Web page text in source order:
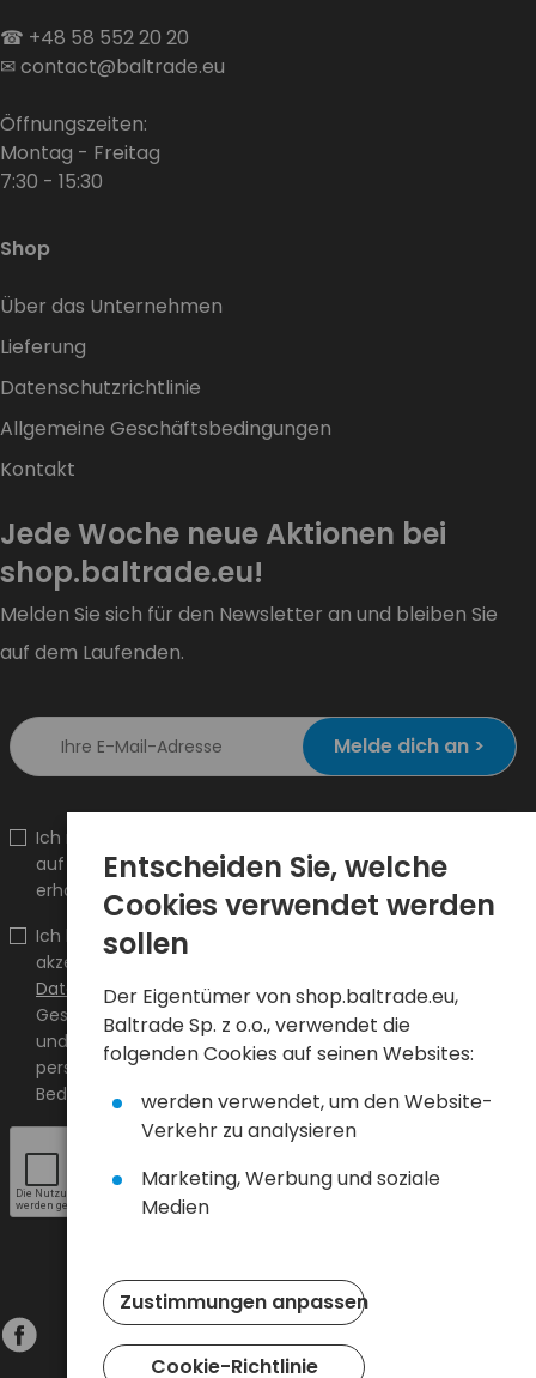
☎ +48 58 552 20 20
✉contact@baltrade.eu
Öffnungszeiten:
Montag - Freitag
7:30 - 15:30
Shop
Über das Unternehmen
Lieferung
Datenschutzrichtlinie
Allgemeine Geschäftsbedingungen
Kontakt
Jede Woche neue Aktionen bei
shop.baltrade.eu!
Melden Sie sich für den Newsletter an und bleiben Sie
auf dem Laufenden.
Melde dich an >
Ich möchte Informationen über Neuheiten und Aktionen
auf shop.baltrade.eu an die angegebene E-Mail-Adresse
erhalten.
Ich bestätige, dass ich den Inhalt gelesen habe und ihn
akzeptiere
Datenschutzrichtlinieund ich akzeptiere die Allgemeinen
Geschäftsbedingungen sowie die Datenschutzrichtlinie
und stimme der Verarbeitung meiner
personenbezogenen Daten zu den darin angegebenen
Bedingungen zu.
Entscheiden Sie, welche
Cookies verwendet werden
sollen
Der Eigentümer von shop.baltrade.eu,
Baltrade Sp. z o.o., verwendet die
folgenden Cookies auf seinen Websites:
werden verwendet, um den Website-
Verkehr zu analysieren
Marketing, Werbung und soziale
Medien
Zustimmungen anpassen
Cookie-Richtlinie